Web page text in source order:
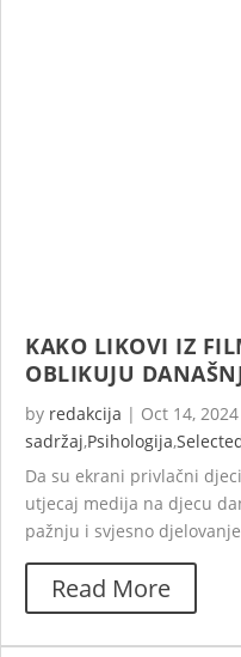
KAKO LIKOVI IZ
OBLIKUJU
by redakcija | Oct 14, 2024
sadržaj,Psihologija,
Da su ekrani privlačni
utjecaj medija na djecu
pažnju i svjesno
Read More